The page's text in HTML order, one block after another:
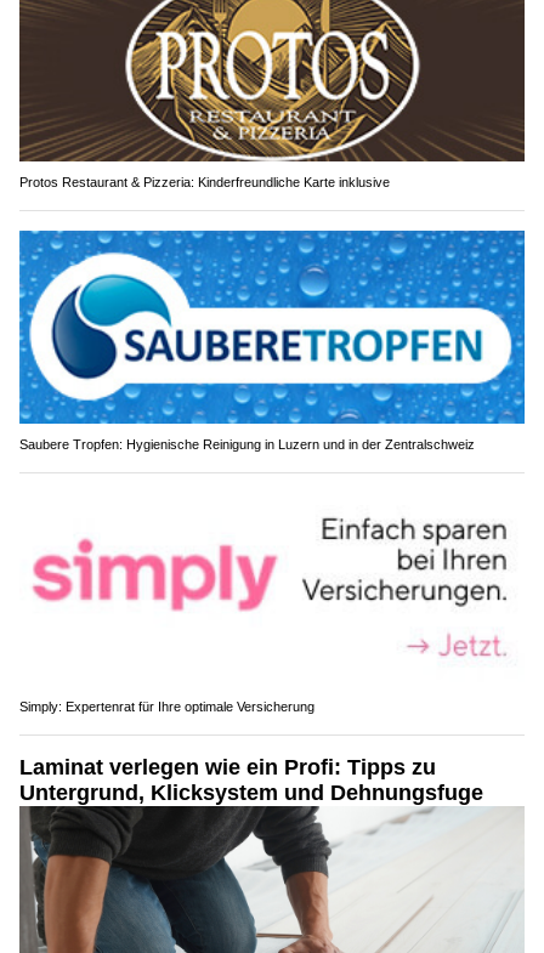
Protos Restaurant & Pizzeria: Kinderfreundliche Karte inklusive
Saubere Tropfen: Hygienische Reinigung in Luzern und in der Zentralschweiz
Simply: Expertenrat für Ihre optimale Versicherung
Laminat verlegen wie ein Profi: Tipps zu
Untergrund, Klicksystem und Dehnungsfuge